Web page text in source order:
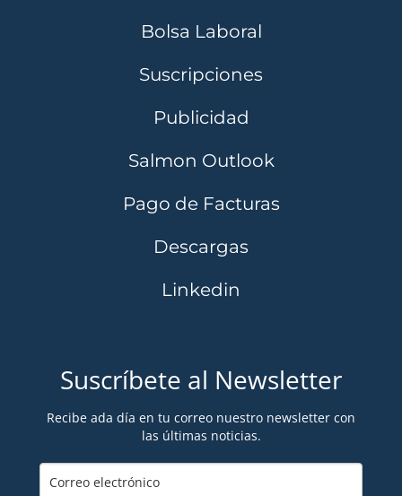
Bolsa Laboral
Suscripciones
Publicidad
Salmon Outlook
Pago de Facturas
Descargas
Linkedin
Suscríbete al Newsletter
Recibe ada día en tu correo nuestro newsletter con
las últimas noticias.